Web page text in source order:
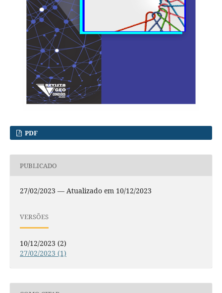
PDF
PUBLICADO
27/02/2023 — Atualizado em 10/12/2023
VERSÕES
10/12/2023 (2)
27/02/2023 (1)